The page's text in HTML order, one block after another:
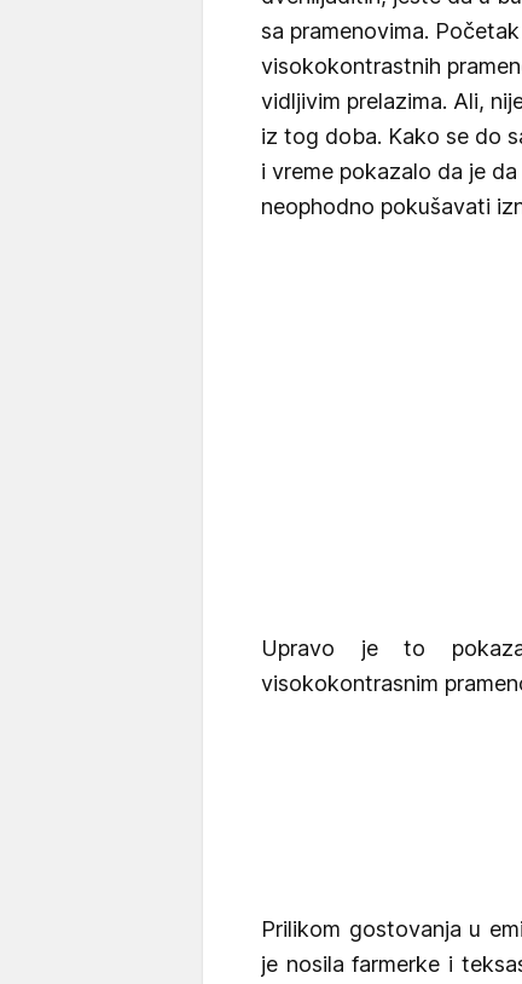
sa pramenovima.
visokokontrastnih
vidljivim prelazima. Ali,
iz tog doba. Kako se do
i vreme pokazalo da je
neophodno pokušavati
Upravo je to
visokokontrasnim
Prilikom gostovanja u
je nosila farmerke i